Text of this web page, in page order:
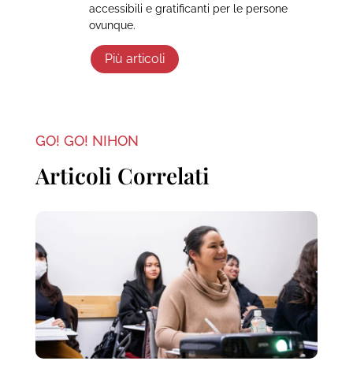
accessibili e gratificanti per le persone
ovunque.
Più articoli
GO! GO! NIHON
Articoli Correlati